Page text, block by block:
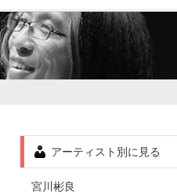
アーティスト別に見る
宮川彬良